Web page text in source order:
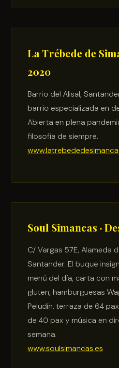
La Trébede de
2020
Barrio del Alisal,
barrio especializada en
Abierta en plena
filosofía de siempre.
Soul Simancas ·
C/ Vargas 57E, Alameda
Santander. El buque
menú del día, carta con
gluten, hamburguesas
Peludín, terraza de 64
de 40 pax y música en
semana.
www.soulsimancas.es